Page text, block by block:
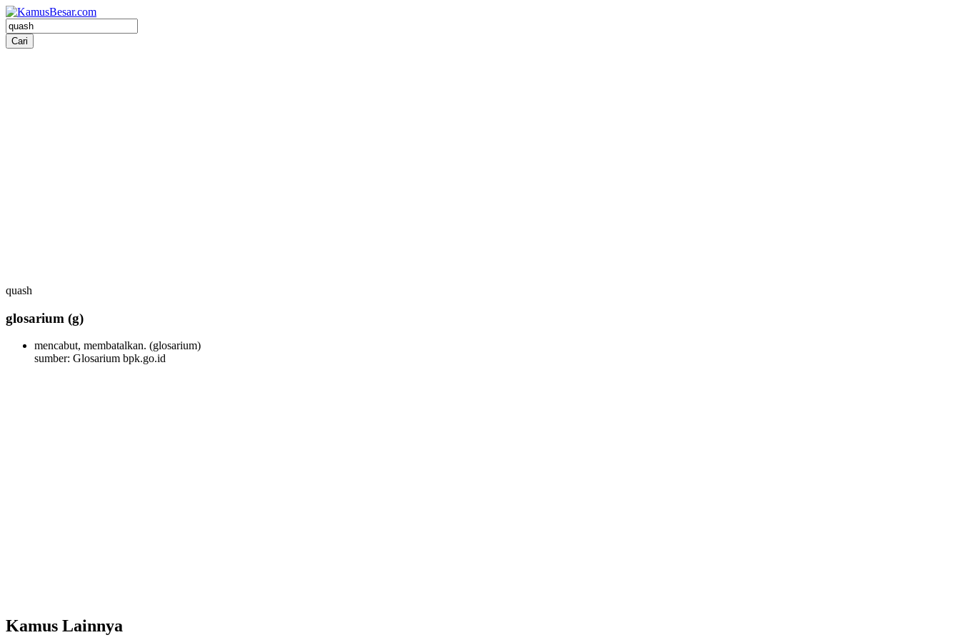
quash
glosarium (g)
mencabut, membatalkan. (glosarium)
sumber: Glosarium bpk.go.id
Kamus Lainnya